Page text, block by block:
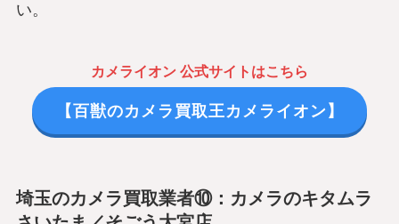
い。
カメライオン 公式サイトはこちら
【百獣のカメラ買取王カメライオン】
埼玉のカメラ買取業者⑩：カメラのキタムラ